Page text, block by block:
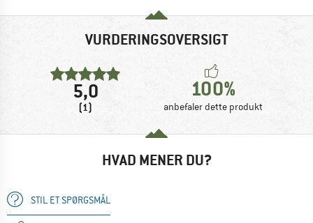
VURDERINGSOVERSIGT
5,0
(1)
100%
anbefaler dette produkt
HVAD MENER DU?
STIL ET SPØRGSMÅL